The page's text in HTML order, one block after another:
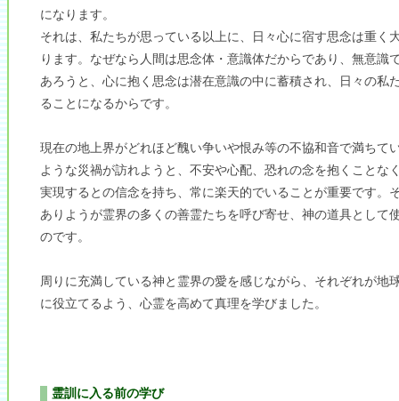
になります。
それは、私たちが思っている以上に、日々心に宿す思念は重く
ります。なぜなら人間は思念体・意識体だからであり、無意識
あろうと、心に抱く思念は潜在意識の中に蓄積され、日々の私
ることになるからです。
現在の地上界がどれほど醜い争いや恨み等の不協和音で満ちて
ような災禍が訪れようと、不安や心配、恐れの念を抱くことな
実現するとの信念を持ち、常に楽天的でいることが重要です。
ありようが霊界の多くの善霊たちを呼び寄せ、神の道具として
のです。
周りに充満している神と霊界の愛を感じながら、それぞれが地
に役立てるよう、心霊を高めて真理を学びました。
霊訓に入る前の学び